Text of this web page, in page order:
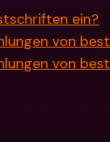
ein?
von
von